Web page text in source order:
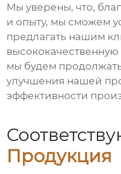
Мы уверены, что,
и опыту, мы сможем
предлагать нашим
высококачественную
мы будем
улучшения нашей
эффективности
Продукция